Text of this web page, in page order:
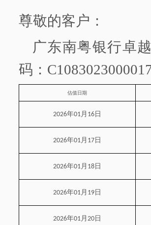
尊敬的客户：
广东南粤银行卓
码：
估值日期
2026年01月 16 日
2026年01月 17 日
2026年01月 18 日
2026年01月 19 日
2026年01月 20 日